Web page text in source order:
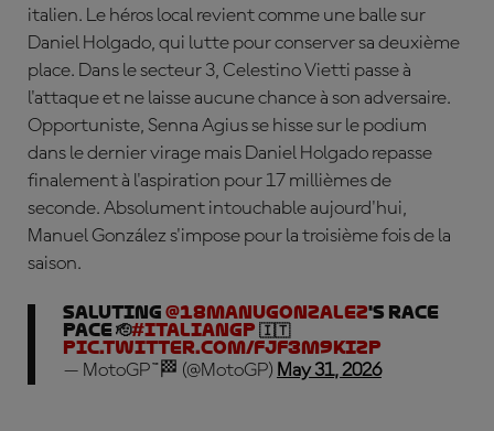
italien. Le héros local revient comme une balle sur
Daniel Holgado, qui lutte pour conserver sa deuxième
place. Dans le secteur 3, Celestino Vietti passe à
l'attaque et ne laisse aucune chance à son adversaire.
Opportuniste, Senna Agius se hisse sur le podium
dans le dernier virage mais Daniel Holgado repasse
finalement à l'aspiration pour 17 millièmes de
seconde. Absolument intouchable aujourd'hui,
Manuel González s'impose pour la troisième fois de la
saison.
Saluting @18manugonzalez's race
pace 🫡#ItalianGP 🇮🇹
pic.twitter.com/Fjf3M9kizP
— MotoGP™🏁 (@MotoGP) May 31, 2026